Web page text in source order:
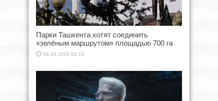
Парки Ташкента хотят соединить
«зелёным маршрутом» площадью 700 га
06.08.2026 06:10